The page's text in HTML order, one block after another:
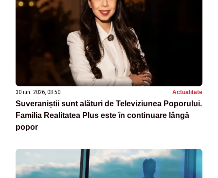
30 iun. 2026, 08:50 Actualitate
Suveraniștii sunt alături de Televiziunea Poporului.
Familia Realitatea Plus este în continuare lângă
popor